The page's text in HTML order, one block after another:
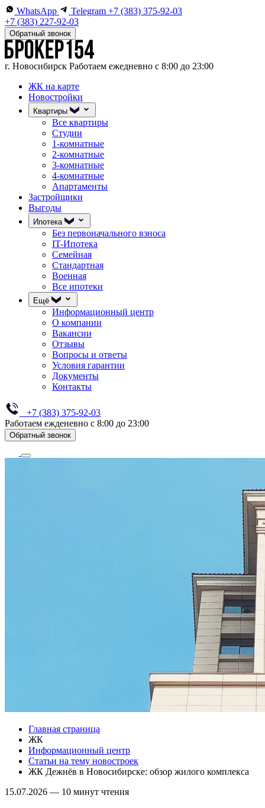
WhatsApp Telegram +7 (383) 375-92-03
+7 (383) 227-92-03
Обратный звонок
г. Новосибирск Работаем ежедневно с 8:00 до 23:00
ЖК на карте
Новостройки
Квартиры
Все квартиры
Студии
1-комнатные
2-комнатные
3-комнатные
4-комнатные
Апартаменты
Застройщики
Выгоды
Ипотека
Без первоначального взноса
IT-Ипотека
Семейная
Стандартная
Военная
Все ипотеки
Ещё
Информационный центр
О компании
Вакансии
Отзывы
Вопросы и ответы
Условия гарантии
Документы
Контакты
+7 (383) 375-92-03
Работаем ежденевно с 8:00 до 23:00
Обратный звонок
Главная страница
ЖК
Информационный центр
Статьи на тему новостроек
ЖК Дежнёв в Новосибирске: обзор жилого комплекса
15.07.2026 — 10 минут чтения